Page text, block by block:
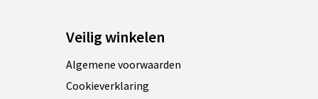
Veilig winkelen
Algemene voorwaarden
Cookieverklaring